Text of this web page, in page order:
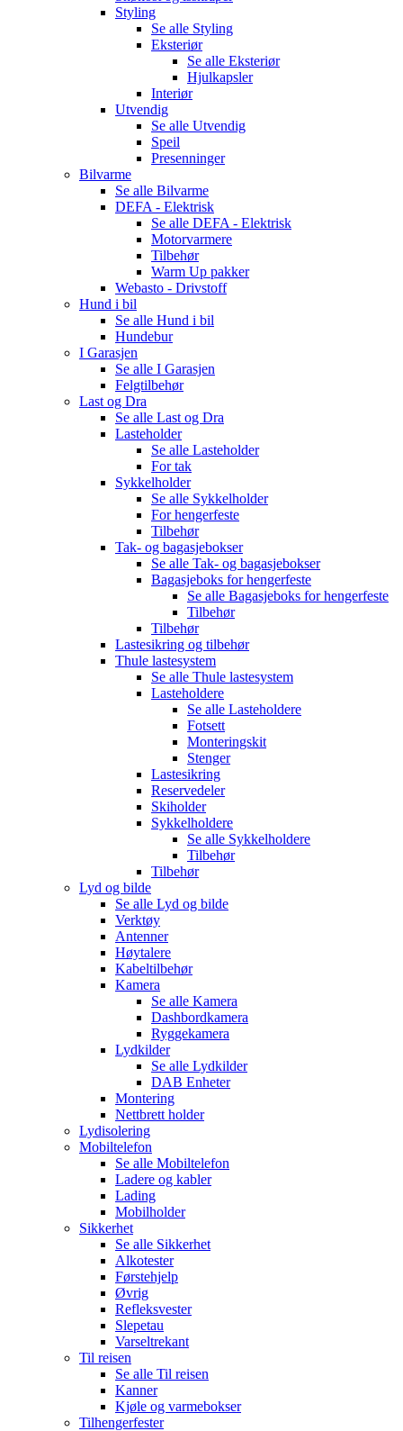
Styling
Se alle Styling
Eksteriør
Se alle Eksteriør
Hjulkapsler
Interiør
Utvendig
Se alle Utvendig
Speil
Presenninger
Bilvarme
Se alle Bilvarme
DEFA - Elektrisk
Se alle DEFA - Elektrisk
Motorvarmere
Tilbehør
Warm Up pakker
Webasto - Drivstoff
Hund i bil
Se alle Hund i bil
Hundebur
I Garasjen
Se alle I Garasjen
Felgtilbehør
Last og Dra
Se alle Last og Dra
Lasteholder
Se alle Lasteholder
For tak
Sykkelholder
Se alle Sykkelholder
For hengerfeste
Tilbehør
Tak- og bagasjebokser
Se alle Tak- og bagasjebokser
Bagasjeboks for hengerfeste
Se alle Bagasjeboks for hengerfeste
Tilbehør
Tilbehør
Lastesikring og tilbehør
Thule lastesystem
Se alle Thule lastesystem
Lasteholdere
Se alle Lasteholdere
Fotsett
Monteringskit
Stenger
Lastesikring
Reservedeler
Skiholder
Sykkelholdere
Se alle Sykkelholdere
Tilbehør
Tilbehør
Lyd og bilde
Se alle Lyd og bilde
Verktøy
Antenner
Høytalere
Kabeltilbehør
Kamera
Se alle Kamera
Dashbordkamera
Ryggekamera
Lydkilder
Se alle Lydkilder
DAB Enheter
Montering
Nettbrett holder
Lydisolering
Mobiltelefon
Se alle Mobiltelefon
Ladere og kabler
Lading
Mobilholder
Sikkerhet
Se alle Sikkerhet
Alkotester
Førstehjelp
Øvrig
Refleksvester
Slepetau
Varseltrekant
Til reisen
Se alle Til reisen
Kanner
Kjøle og varmebokser
Tilhengerfester